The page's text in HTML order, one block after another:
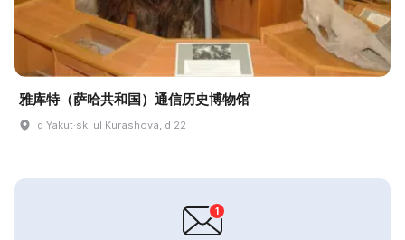
雅库特（萨哈共和国）通信历史博物馆
g Yakut·sk, ul Kurashova, d 22